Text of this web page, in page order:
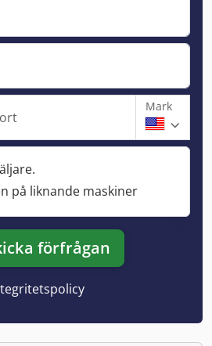
Mark
på liknande maskiner
förfrågan